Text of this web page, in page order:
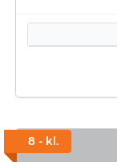
8 - kl.